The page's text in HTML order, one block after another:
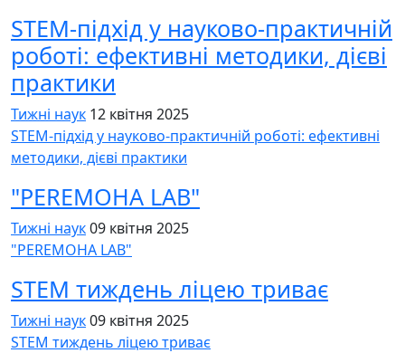
STEM-підхід у науково-практичній
роботі: ефективні методики, дієві
практики
Тижні наук 12 квітня 2025
STEM-підхід у науково-практичній роботі: ефективні
методики, дієві практики
"PEREMOHA LAB"
Тижні наук09 квітня 2025
"PEREMOHA LAB"
STEM тиждень ліцею триває
Тижні наук09 квітня 2025
STEM тиждень ліцею триває